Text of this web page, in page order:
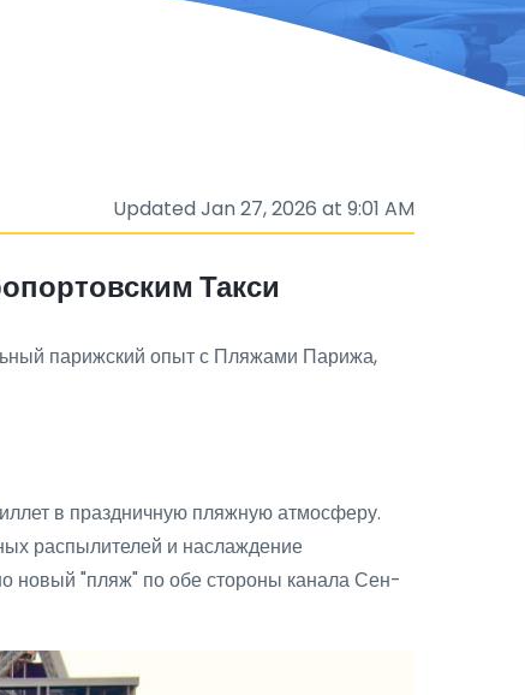
Updated Jan 27, 2026 at 9:01 AM
Такси
парижский опыт с Пляжами Парижа,
в праздничную пляжную атмосферу.
распылителей и наслаждение
новый "пляж" по обе стороны канала Сен-